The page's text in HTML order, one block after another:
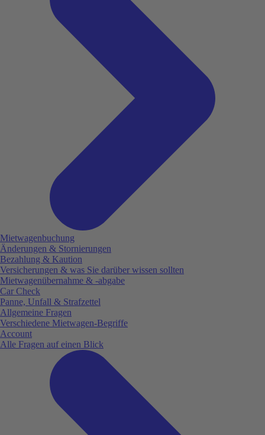
Mietwagenbuchung
Änderungen & Stornierungen
Bezahlung & Kaution
Versicherungen & was Sie darüber wissen sollten
Mietwagenübernahme & -abgabe
Car Check
Panne, Unfall & Strafzettel
Allgemeine Fragen
Verschiedene Mietwagen-Begriffe
Account
Alle Fragen auf einen Blick